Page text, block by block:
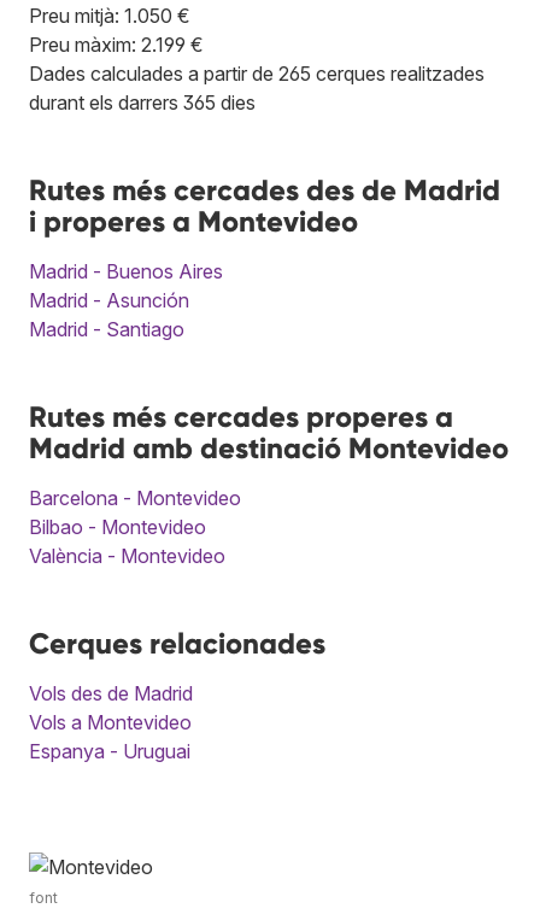
Preu mitjà: 1.050 €
Preu màxim: 2.199 €
Dades calculades a partir de 265 cerques realitzades
durant els darrers 365 dies
Rutes més cercades des de Madrid
i properes a Montevideo
Madrid - Buenos Aires
Madrid - Asunción
Madrid - Santiago
Rutes més cercades properes a
Madrid amb destinació Montevideo
Barcelona - Montevideo
Bilbao - Montevideo
València - Montevideo
Cerques relacionades
Vols des de Madrid
Vols a Montevideo
Espanya - Uruguai
font